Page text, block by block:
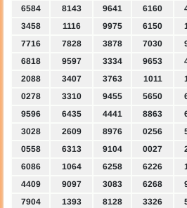
6584
8143 9641 6160
3458
1116 9975 6150
7716
7828 3878 7030
6818
9597 3334 9653
2088
3407 3763 1011
0278
3310 9455 5650
9596
6435 4441 8863
3028
2609 8976 0256
0558
6313 9104 0027
6086
1064 6258 6226
4409
9097 3083 6268
7904
1393 8128 3326